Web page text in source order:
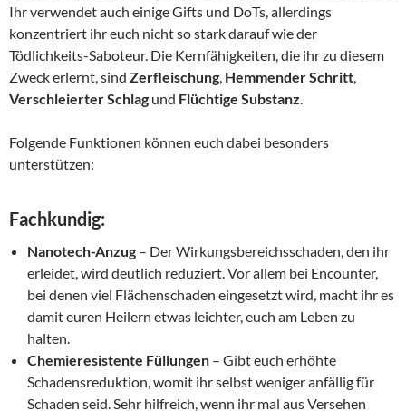
Ihr verwendet auch einige Gifts und DoTs, allerdings
konzentriert ihr euch nicht so stark darauf wie der
Tödlichkeits-Saboteur. Die Kernfähigkeiten, die ihr zu diesem
Zweck erlernt, sind Zerfleischung, Hemmender Schritt,
Verschleierter Schlag und Flüchtige Substanz.
Folgende Funktionen können euch dabei besonders
unterstützen:
Fachkundig:
Nanotech-Anzug – Der Wirkungsbereichsschaden, den ihr
erleidet, wird deutlich reduziert. Vor allem bei Encounter,
bei denen viel Flächenschaden eingesetzt wird, macht ihr es
damit euren Heilern etwas leichter, euch am Leben zu
halten.
Chemieresistente Füllungen – Gibt euch erhöhte
Schadensreduktion, womit ihr selbst weniger anfällig für
Schaden seid. Sehr hilfreich, wenn ihr mal aus Versehen